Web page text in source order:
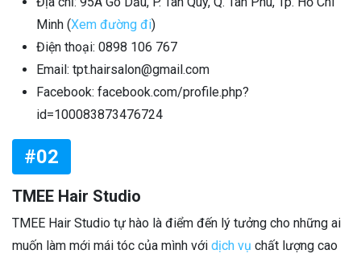
Minh (Xem đường đi)
Điện thoại: 0898 106 767
Email: tpt.hairsalon@gmail.com
Facebook: facebook.com/profile.php?
id=100083873476724
#02
TMEE Hair Studio
TMEE Hair Studio tự hào là điểm đến lý tưởng cho những ai
muốn làm mới mái tóc của mình với dịch vụ chất lượng cao